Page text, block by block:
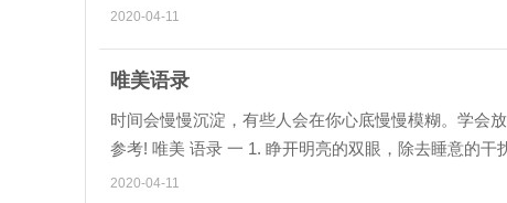
情况，做过的梦总是回...
2020-04-11
唯美语录
时间会慢慢沉淀，有些人会在你心底慢慢模糊。学会
参考! 唯美 语录 一 1. 睁开明亮的双眼，除去睡意的
情，生活工作都舒心! 2...
2020-04-11